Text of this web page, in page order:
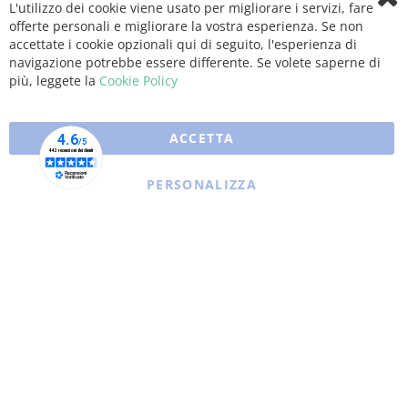
L'utilizzo dei cookie viene usato per migliorare i servizi, fare
offerte personali e migliorare la vostra esperienza. Se non
accettate i cookie opzionali qui di seguito, l'esperienza di
navigazione potrebbe essere differente. Se volete saperne di
più, leggete la Cookie Policy
ACCETTA
PERSONALIZZA